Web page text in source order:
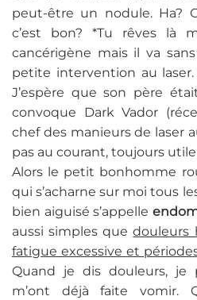
peut-être un nodule. Ha?
c’est bon? *Tu rêves là
cancérigène mais il va
petite intervention au
J’espère que son père
convoque Dark Vador
chef des manieurs de laser
pas au courant, toujours utile
Alors le petit bonhomme
qui s’acharne sur moi tous
bien aiguisé s’appelle
aussi simples quedouleurs
fatigue excessive et
Quand je dis douleurs, je
m’ont déjà faite vomir.